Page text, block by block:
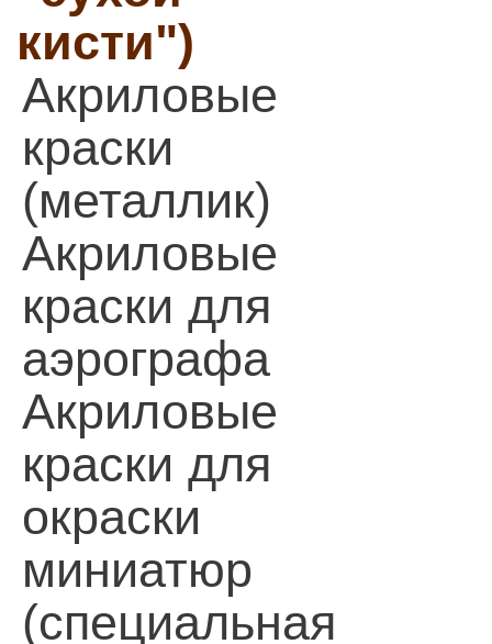
кисти")
Акриловые
краски
(металлик)
Акриловые
краски для
аэрографа
Акриловые
краски для
окраски
миниатюр
(специальная